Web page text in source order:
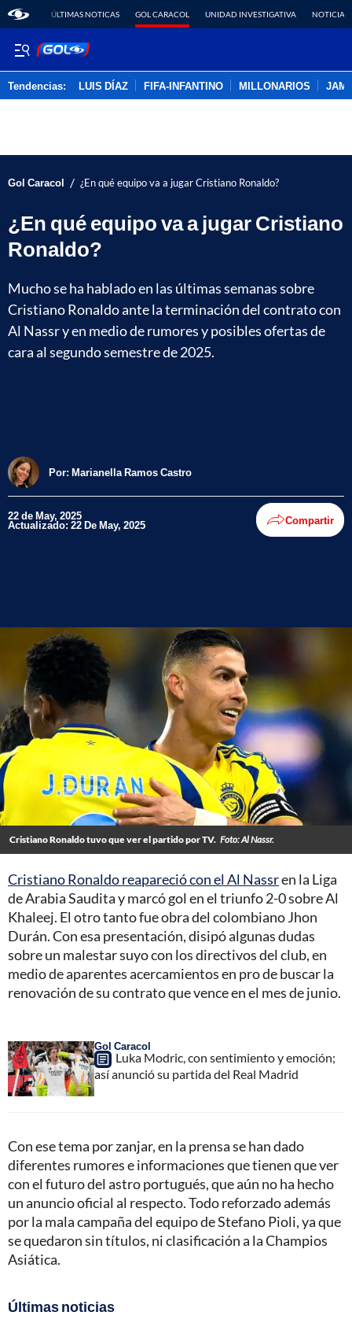
ÚLTIMAS NOTICAS GOL CARACOL UNIDAD INVESTIGATIVA NOTICIAS
Tendencias: LUIS DÍAZ FIFA-INFANTINO MILLONARIOS
Gol Caracol / ¿En qué equipo va a jugar Cristiano Ronaldo?
¿En qué equipo va a jugar Cristiano
Ronaldo?
Mucho se ha hablado en las últimas semanas sobre
Cristiano Ronaldo ante la terminación del contrato con
Al Nassr y en medio de rumores y posibles ofertas de
cara al segundo semestre de 2025.
Por: Marianella Ramos Castro
22 de May, 2025
Actualizado: 22 De May, 2025 Compartir
Cristiano Ronaldo tuvo que ver el partido por TV. Foto: Al Nassr.
Cristiano Ronaldo reapareció con el Al Nassren la Liga
de Arabia Saudita y marcó gol en el triunfo 2-0 sobre Al
Khaleej. El otro tanto fue obra del colombiano Jhon
Durán. Con esa presentación, disipó algunas dudas
sobre un malestar suyo con los directivos del club, en
medio de aparentes acercamientos en pro de buscar la
renovación de su contrato que vence en el mes de junio.
Gol Caracol
Luka Modric, con sentimiento y emoción;
así anunció su partida del Real Madrid
Con ese tema por zanjar, en la prensa se han dado
diferentes rumores e informaciones que tienen que ver
con el futuro del astro portugués, que aún no ha hecho
un anuncio oficial al respecto. Todo reforzado además
por la mala campaña del equipo de Stefano Pioli, ya que
se quedaron sin títulos, ni clasificación a la Champios
Asiática.
Últimas noticias